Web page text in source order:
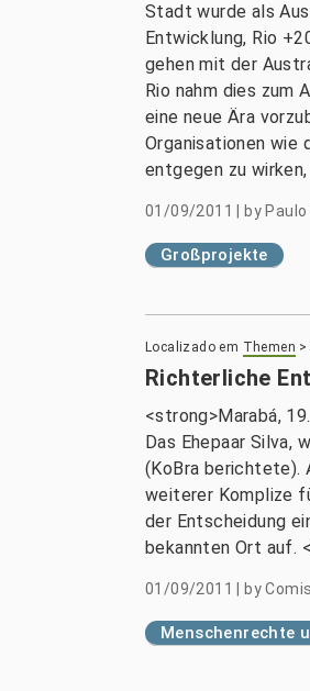
Stadt wurde als
Entwicklung, Rio
gehen mit der
Rio nahm dies zum
eine neue Ära
Organisationen wie
entgegen zu
01/09/2011 by
Großprojekte
Localizado em Themen >
Richterliche
<strong>Marabá,
Das Ehepaar Silva,
(KoBra berichtete).
weiterer Komplize
der Entscheidung
bekannten Ort auf.
01/09/2011 by
Menschenrechte